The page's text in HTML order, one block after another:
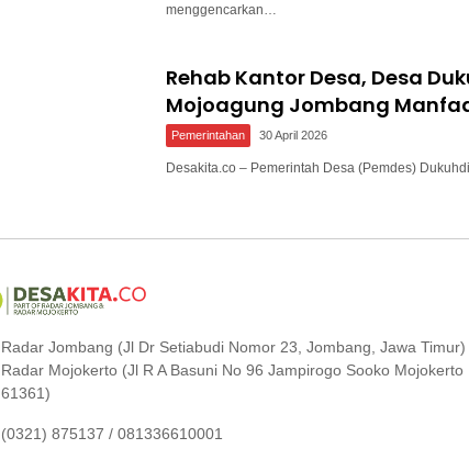
menggencarkan…
Rehab Kantor Desa, Desa
Mojoagung Jombang
Pemerintahan 30 April 2026
Desakita.co – Pemerintah Desa (Pemdes)
Radar Jombang (Jl Dr Setiabudi Nomor 23, Jombang, Jawa Timur)
Radar Mojokerto (Jl R A Basuni No 96 Jampirogo Sooko Mojokerto
61361)
(0321) 875137 / 081336610001